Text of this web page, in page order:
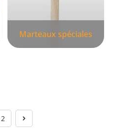
Marteaux spéciales
Page
2